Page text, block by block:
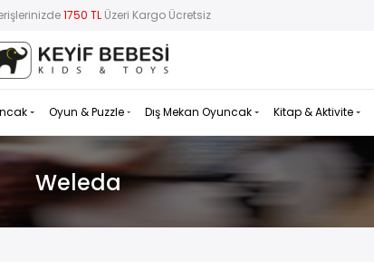
1750 TL Üzeri Kargo Ücretsiz
Oyun & Puzzle Dış Mekan Oyuncak Kitap & Aktivite
Weleda